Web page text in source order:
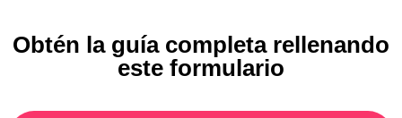
Obtén la guía completa rellenando
este formulario